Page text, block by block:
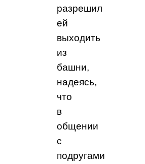
разрешил
ей
выходить
из
башни,
надеясь,
что
в
общении
с
подругами